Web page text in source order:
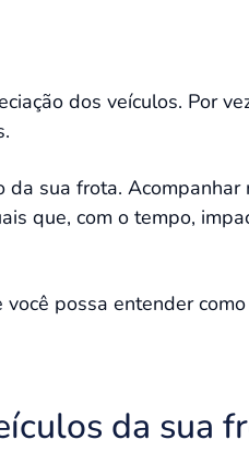
dos veículos. Por
sua frota. Acompanhar
que, com o tempo,
possa entender
da sua